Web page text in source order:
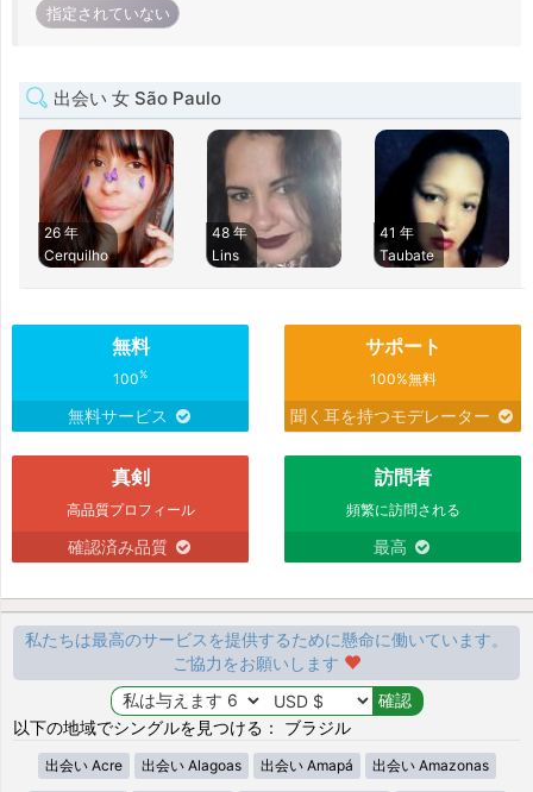
指定されていない
出会い 女 São Paulo
26 年
Cerquilho
48 年
Lins
41 年
Taubate
無料
100%
無料サービス
サポート
100%無料
聞く耳を持つモデレーター
真剣
高品質プロフィール
確認済み品質
訪問者
頻繁に訪問される
最高
私たちは最高のサービスを提供するために懸命に働いています。
ご協力をお願いします
以下の地域でシングルを見つける： ブラジル
出会い Acre 出会い Alagoas 出会い Amapá 出会い Amazonas